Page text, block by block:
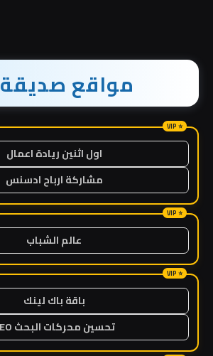
مواقع صديقة
اول اثنين ريادة اعمال
مشاركة ارباح ادسنس
عالم الشباب
باقة باك لينك
تحسين محركات البحث SEO